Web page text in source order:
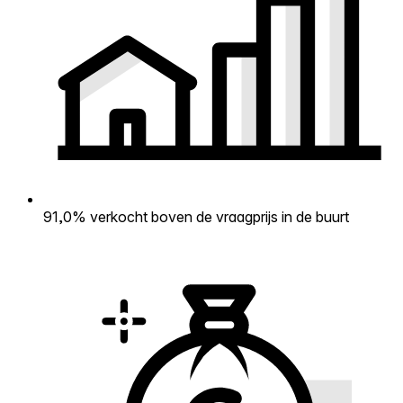
91,0% verkocht boven de vraagprijs in de buurt